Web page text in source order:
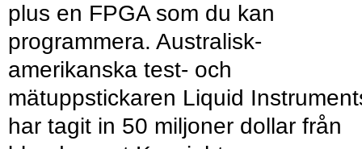
plus en FPGA som du kan
programmera. Australisk-
amerikanska test- och
mätuppstickaren Liquid
har tagit in 50 miljoner dollar från